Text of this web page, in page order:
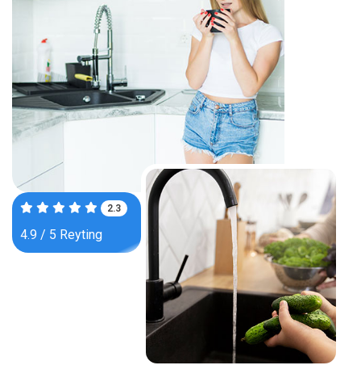
3.8
4.9 / 5 Reyting